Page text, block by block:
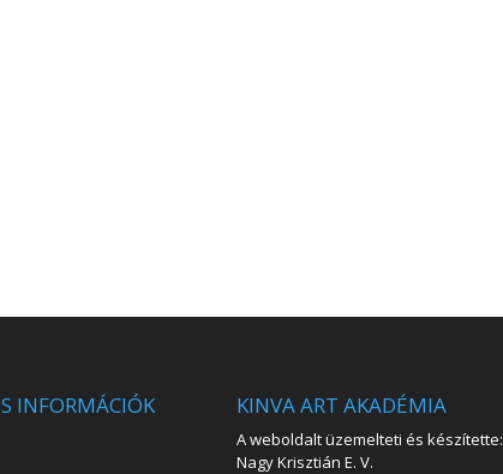
INFORMÁCIÓK KINVA ART AKADÉMIA
A weboldalt üzemelteti és készítette:
Nagy Krisztián E. V.